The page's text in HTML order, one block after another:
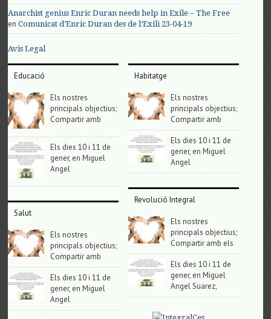
Anarchist genius Enric Duran needs help in Exile – The Free
enComunicat d’Enric Duran des de l’Exili 23-04-19
Avis Legal
Educació
Els nostres
principals objectius;
Compartir amb
Els dies 10 i 11 de
gener, en Miguel
Angel
Salut
Els nostres
principals objectius;
Compartir amb
Els dies 10 i 11 de
gener, en Miguel
Angel
Habitatge
Els nostres
principals objectius;
Compartir amb
Els dies 10 i 11 de
gener, en Miguel
Angel
Revolució Integral
Els nostres
principals objectius;
Compartir amb els
Els dies 10 i 11 de
gener, en Miguel
Angel Suarez,